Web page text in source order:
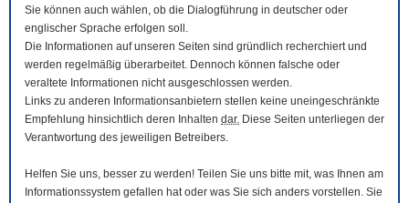
Sie können auch wählen, ob die Dialogführung in deutscher oder
englischer Sprache erfolgen soll.
Die Informationen auf unseren Seiten sind gründlich recherchiert und
werden regelmäßig überarbeitet. Dennoch können falsche oder
veraltete Informationen nicht ausgeschlossen werden.
Links zu anderen Informationsanbietern stellen keine uneingeschränkte
Empfehlung hinsichtlich deren Inhalten dar. Diese Seiten unterliegen der
Verantwortung des jeweiligen Betreibers.
Helfen Sie uns, besser zu werden! Teilen Sie uns bitte mit, was Ihnen am
Informationssystem gefallen hat oder was Sie sich anders vorstellen. Sie